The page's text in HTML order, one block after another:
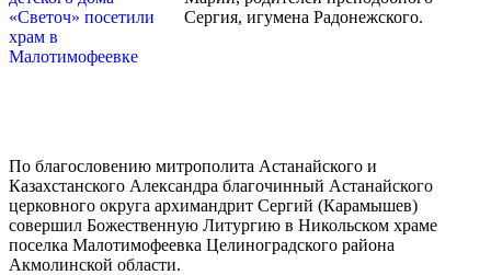
Сергия, игумена Радонежского.
По благословению митрополита Астанайского и
Казахстанского Александра благочинный Астанайского
церковного округа архимандрит Сергий (Карамышев)
совершил Божественную Литургию в Никольском храме
поселка Малотимофеевка Целиноградского района
Акмолинской области.